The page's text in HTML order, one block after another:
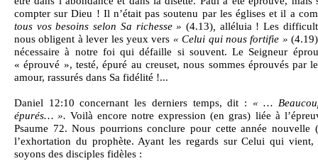
compter sur Dieu ! Il n’était pas soutenu par les églises et il a
tous vos besoins selon Sa richesse » (4.13),
alléluia ! Les
nous obligent à lever les yeux vers « Celui qui nous fortifie » (4.19)
nécessaire à notre foi qui défaille si souvent. Le Seigneur
« éprouvé », testé, épuré au creuset, nous sommes éprouvés par
amour, rassurés dans Sa fidélité !...
Daniel 12:10 concernant les derniers temps, dit : « …
épurés… ». Voilà encore notre expression (en gras) liée à
Psaume 72. Nous pourrions conclure pour cette année
l’exhortation du prophète. Ayant les regards sur Celui qui vient,
soyons des disciples fidèles :